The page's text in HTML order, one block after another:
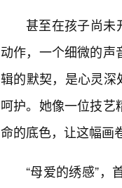
甚至在孩子尚未
动作，一个细微的声
辑的默契，是心灵深
呵护。她像一位技艺
命的底色，让这幅画
“母爱的绣感”，